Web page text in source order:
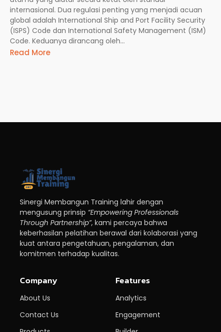
internasional. Dua regulasi penting yang menjadi acuan
global adalah International Ship and Port Facility Security
(ISPS) Code dan International Safety Management (ISM)
Code. Keduanya dirancang oleh...
Read More
Sinergi Membangun Training lahir dengan
mengusung prinsip “Empowering Professionals
Through Partnership”, kami percaya bahwa
keberhasilan pelatihan berawal dari kolaborasi yang
kuat antara pengetahuan, pengalaman, dan
komitmen terhadap kualitas.
Company
About Us
Contact Us
Features
Analytics
Engagement